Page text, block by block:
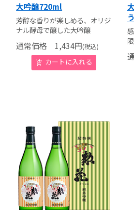
大吟醸720ml
芳醇な香りが楽しめる、オリジ
ナル酵母で醸した大吟醸
通常価格 1,434円(税込)